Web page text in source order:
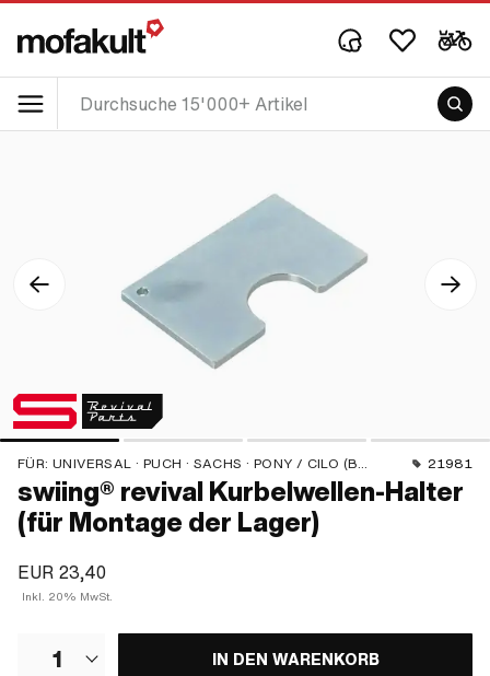
FÜR: UNIVERSAL · PUCH · SACHS · PONY / CILO (BETA 521 & 512) · PIAGGIO · ZÜNDAPP BELMONDO · SOLEX · TOMOS · BYE BIKE · ALPA CHOPPER / TURBO · CILO · DKW · FANTIC · GARELLI · HONDA · ILO / JLO · KREIDLER · MALAGUTI · MBK / MOTOBÉCANE · MIELE · MONARK · PEUGEOT · VICTORIA · YAMAHA · ZÜNDAPP 21981
swiing® revival Kurbelwellen-Halter
(für Montage der Lager)
EUR 23,40
Inkl. 20% MwSt.
1 IN DEN WARENKORB